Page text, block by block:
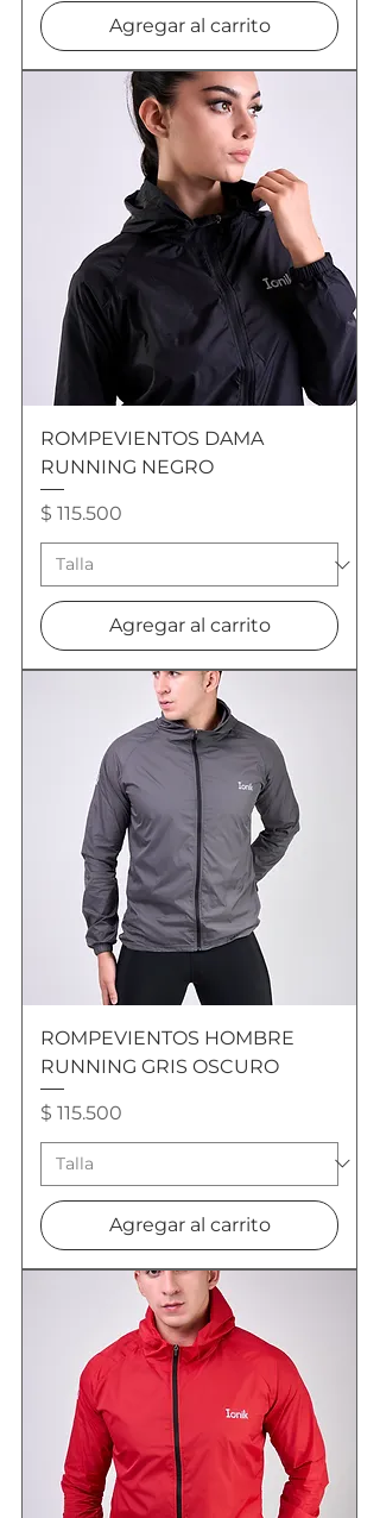
Agregar al carrito
ROMPEVIENTOS DAMA
RUNNING NEGRO
Precio
$ 115.500
Agregar al carrito
ROMPEVIENTOS HOMBRE
RUNNING GRIS OSCURO
Precio
$ 115.500
Agregar al carrito